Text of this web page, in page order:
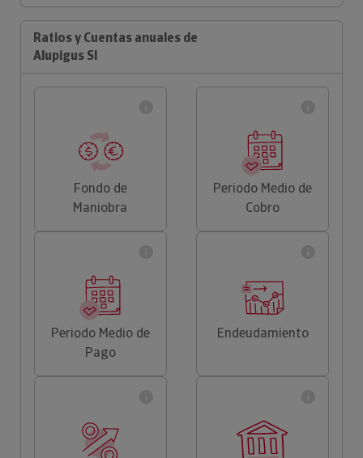
Ratios y Cuentas anuales de
Alupigus Sl
Fondo de
Maniobra
Periodo Medio de
Cobro
Periodo Medio de
Pago
Endeudamiento